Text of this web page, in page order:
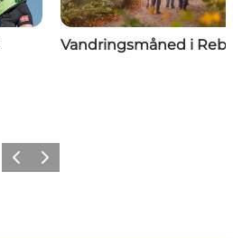
Vandringsmåned i
Forrige billede
Næste billede